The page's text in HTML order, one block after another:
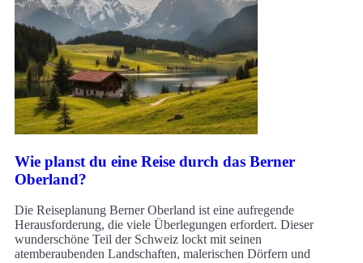
Wie planst du eine Reise durch das Berner
Oberland?
Die Reiseplanung Berner Oberland ist eine aufregende
Herausforderung, die viele Überlegungen erfordert. Dieser
wunderschöne Teil der Schweiz lockt mit seinen
atemberaubenden Landschaften, malerischen Dörfern und